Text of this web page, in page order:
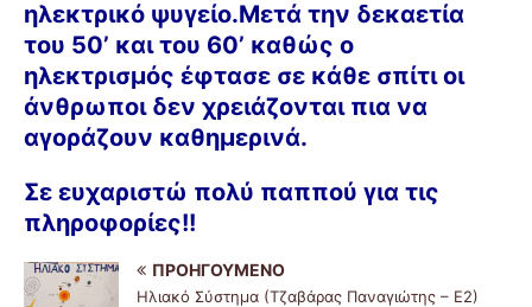
ηλεκτρικό ψυγείο.Μετά την δεκαετία
του 50’ και του 60’ καθώς ο
ηλεκτρισμός έφτασε σε κάθε σπίτι οι
άνθρωποι δεν χρειάζονται πια να
αγοράζουν καθημερινά.
Σε ευχαριστώ πολύ παππού για τις
πληροφορίες!!
ΠΡΟΗΓΟΎΜΕΝΟ
Ηλιακό Σύστημα (Τζαβάρας Παναγιώτης – Ε2)